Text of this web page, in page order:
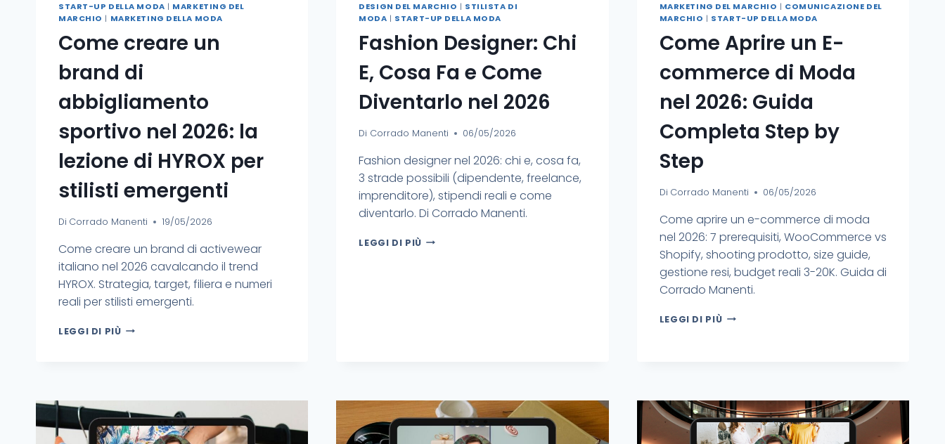
START-UP DELLA MODA | MARKETING DEL
MARCHIO | MARKETING DELLA MODA
Come creare un
brand di
abbigliamento
sportivo nel 2026: la
lezione di HYROX per
stilisti emergenti
Di Corrado Manenti 19/05/2026
Come creare un brand di activewear
italiano nel 2026 cavalcando il trend
HYROX. Strategia, target, filiera e numeri
reali per stilisti emergenti.
LEGGI DI PIÙ
DESIGN DEL MARCHIO | STILISTA DI
MODA | START-UP DELLA MODA
Fashion Designer: Chi
E, Cosa Fa e Come
Diventarlo nel 2026
Di Corrado Manenti 06/05/2026
Fashion designer nel 2026: chi e, cosa fa,
3 strade possibili (dipendente, freelance,
imprenditore), stipendi reali e come
diventarlo. Di Corrado Manenti.
LEGGI DI PIÙ
MARKETING DEL MARCHIO | COMUNICAZIONE DEL
MARCHIO | START-UP DELLA MODA
Come Aprire un E-
commerce di Moda
nel 2026: Guida
Completa Step by
Step
Di Corrado Manenti 06/05/2026
Come aprire un e-commerce di moda
nel 2026: 7 prerequisiti, WooCommerce vs
Shopify, shooting prodotto, size guide,
gestione resi, budget reali 3-20K. Guida di
Corrado Manenti.
LEGGI DI PIÙ